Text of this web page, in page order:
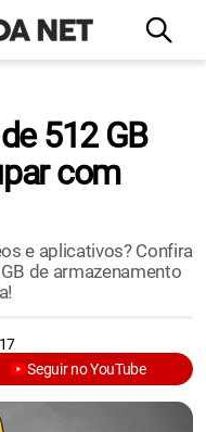
512 GB
com
e aplicativos? Confira
de armazenamento
Seguir no YouTube